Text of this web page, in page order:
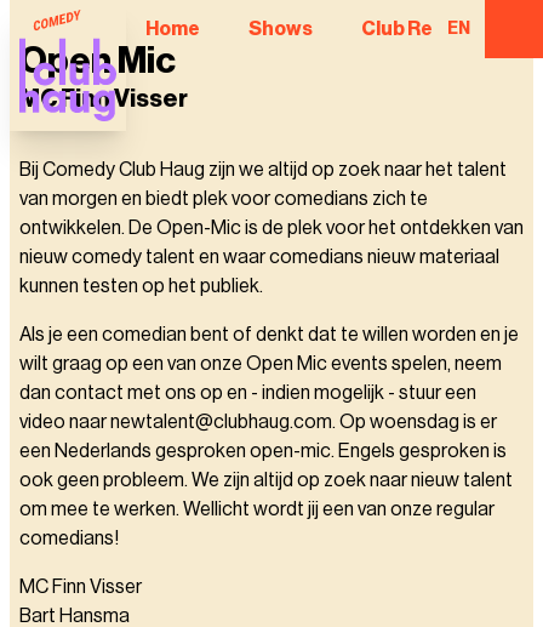
Home Shows Club Regulars
EN
Open Mic
MC Finn Visser
Bij Comedy Club Haug zijn we altijd op zoek naar het talent
van morgen en biedt plek voor comedians zich te
ontwikkelen. De Open-Mic is de plek voor het ontdekken van
nieuw comedy talent en waar comedians nieuw materiaal
kunnen testen op het publiek.
Als je een comedian bent of denkt dat te willen worden en je
wilt graag op een van onze Open Mic events spelen, neem
dan contact met ons op en - indien mogelijk - stuur een
video naar newtalent@clubhaug.com. Op woensdag is er
een Nederlands gesproken open-mic. Engels gesproken is
ook geen probleem. We zijn altijd op zoek naar nieuw talent
om mee te werken. Wellicht wordt jij een van onze regular
comedians!
MC Finn Visser
Bart Hansma